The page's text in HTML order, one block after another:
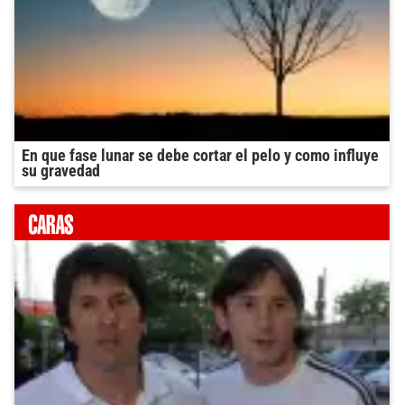
En que fase lunar se debe cortar el pelo y como influye
su gravedad